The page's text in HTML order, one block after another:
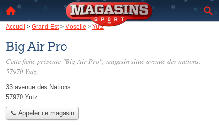
Accueil > Grand-Est> Moselle > Yutz
Big Air Pro
Cette fiche présente "Big Air Pro", magasin situé avenue des nations,
57970 Yutz.
33 avenue des Nations
57970 Yutz
📞 Appeler ce magasin